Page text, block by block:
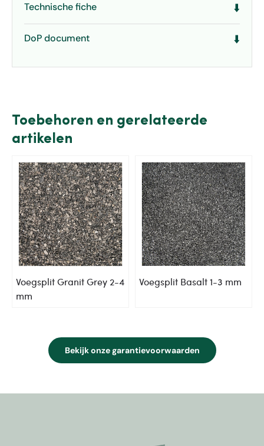
Technische fiche ⬇️
DoP document ⬇️
Toebehoren en gerelateerde
artikelen
Voegsplit Granit Grey 2-4
mm
Voegsplit Basalt 1-3 mm
Bekijk onze garantievoorwaarden